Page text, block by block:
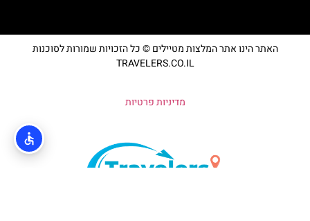
האתר הינו אתר המלצות מטיילים © כל הזכויות שמורות לסוכנות
TRAVELERS.CO.IL
מדיניות פרטיות